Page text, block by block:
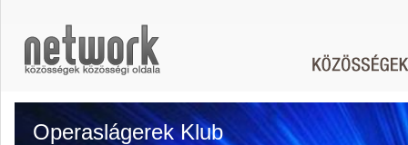
Operaslágerek Klub